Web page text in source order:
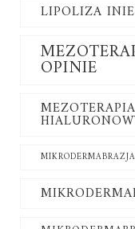
LIPOLIZA
OPINIE